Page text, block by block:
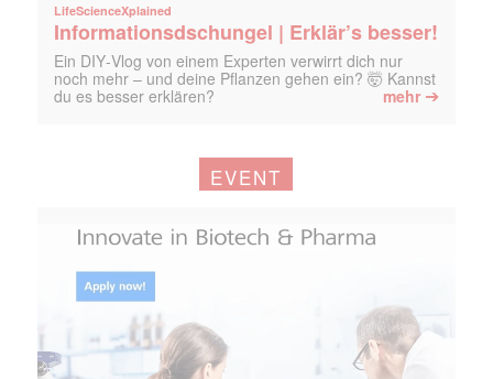
LifeScienceXplained
Informationsdschungel | Erklär’s besser!
Ein DIY‑Vlog von einem Experten verwirrt dich nur
noch mehr – und deine Pflanzen gehen ein? 🤯 Kannst
du es besser erklären?
mehr ➔
EVENT